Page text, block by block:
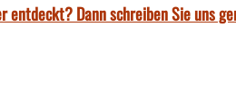
entdeckt? Dann schreiben Sie uns